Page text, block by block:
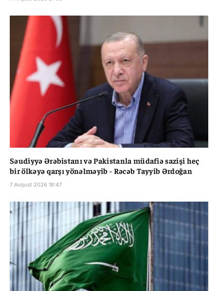
Səudiyyə Ərəbistanı və Pakistanla müdafiə sazişi heç
bir ölkəyə qarşı yönəlməyib - Rəcəb Tayyib Ərdoğan
7 Avqust 2026 19:47